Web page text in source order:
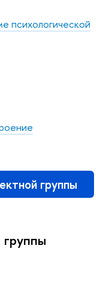
психологической
группы